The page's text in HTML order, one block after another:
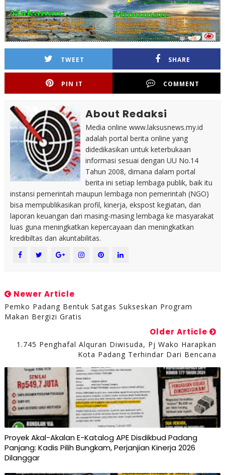
TWEET SHARE
PIN IT COMMENT
About Redaksi
Media online www.laksusnews.my.id
adalah portal berita online yang
didedikasikan untuk keterbukaan
informasi sesuai dengan UU No.14
Tahun 2008, dimana dalam portal
berita ini setiap lembaga publik, baik itu
instansi pemerintah maupun lembaga non pemerintah (NGO)
bisa mempublikasikan profil, kinerja, ekspost kegiatan, dan
laporan keuangan dari masing-masing lembaga ke masyarakat
luas guna meningkatkan kepercayaan dan meningkatkan
kredibiltas dan akuntabilitas.
Newer Article
Pemko Padang Bentuk Satgas Sukseskan Program
Makan Bergizi Gratis
Older Article
1.745 Penghafal Alquran Diwisuda, Pj Wako Harapkan
Kota Padang Terhindar Dari Bencana
Proyek Akal-Akalan E-Katalog APE Disdikbud Padang
Panjang: Kadis Pilih Bungkam, Perjanjian Kinerja 2026
Dilanggar